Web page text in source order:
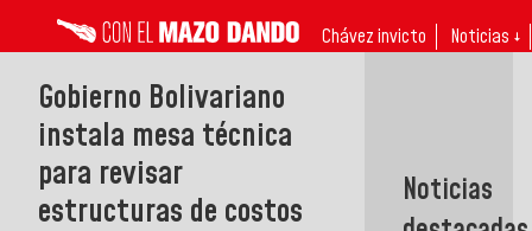
Chávez invicto Noticias ↓
Gobierno Bolivariano
instala mesa técnica
para revisar
estructuras de costos
Noticias